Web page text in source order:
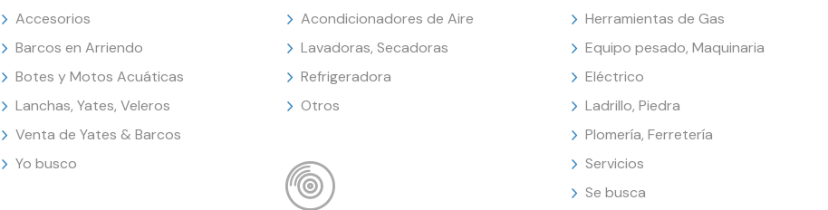
Accesorios
Barcos en Arriendo
Botes y Motos Acuáticas
Lanchas, Yates, Veleros
Venta de Yates & Barcos
Yo busco
Acondicionadores de Aire
Lavadoras, Secadoras
Refrigeradora
Otros
Herramientas de Gas
Equipo pesado, Maquinaria
Eléctrico
Ladrillo, Piedra
Plomería, Ferretería
Servicios
Se busca